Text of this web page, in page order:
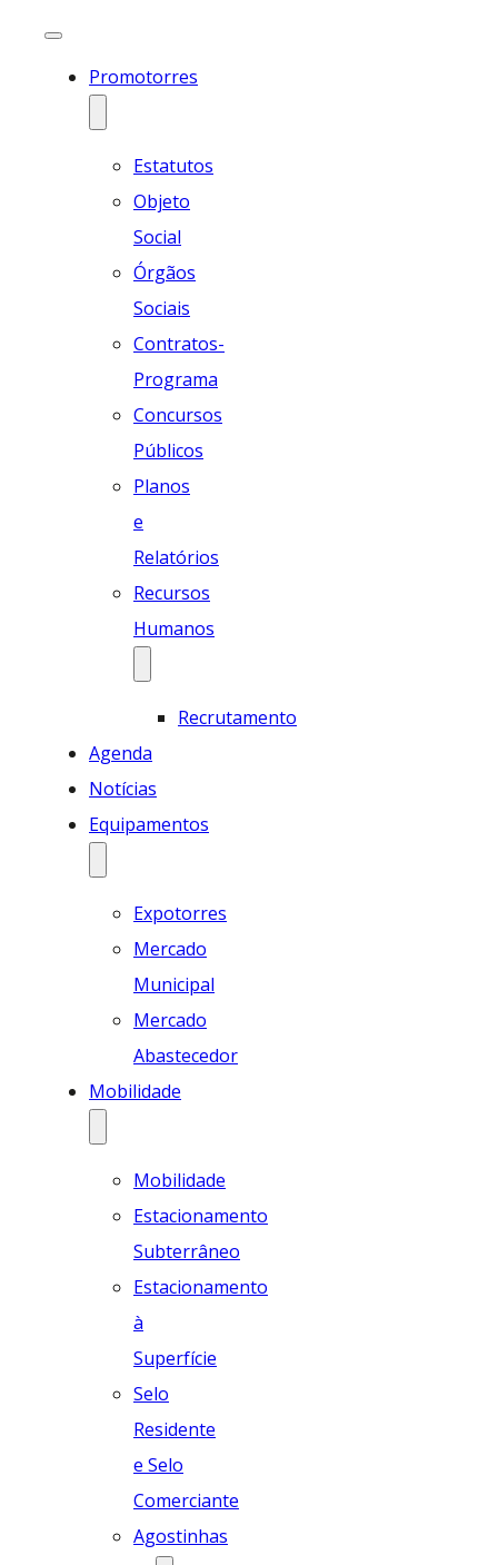
Promotorres
Estatutos
Objeto
Social
Órgãos
Sociais
Contratos-
Programa
Concursos
Públicos
Planos
e
Relatórios
Recursos
Humanos
Recrutamento
Agenda
Notícias
Equipamentos
Expotorres
Mercado
Municipal
Mercado
Abastecedor
Mobilidade
Mobilidade
Estacionamento
Subterrâneo
Estacionamento
à
Superfície
Selo
Residente
e Selo
Comerciante
Agostinhas